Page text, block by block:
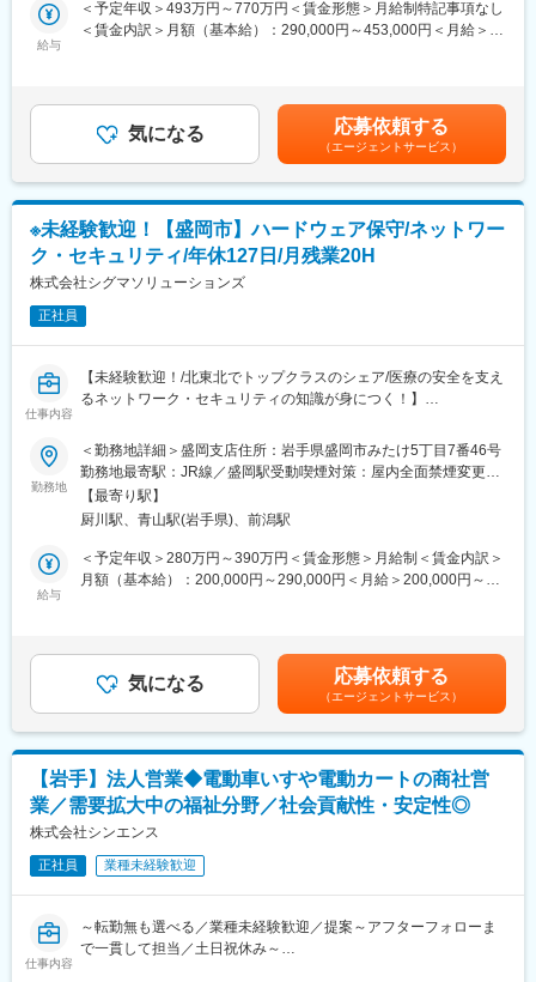
・医療・健康・食品関連の市場ニーズおよび競合動向の調査・分
・医療・健康・食品関連技術シーズの探索・評価
■組織体制：
新規事業開発部は現在、3名のメンバーで構成されています。40
代の男性2名と60代の男性1名が在籍し、それぞれが豊富な経験を
持ち寄り、協力して業務を遂行しています。業務内容や進捗状況
に応じて在宅勤務制度も活用されており、柔軟な働き方が可能で
す。
■企業の特徴／魅力：
イーエヌ大塚製薬株式会社は、大塚グループの一員として「臨床
「栄養を研究し、優れた製品と情報を提供する事で、世界の人々
の健康長寿に貢献します」という企業ビジョンのもと、医療用医
薬品やメディカルフーズ（医療用食品）の研究開発から製造まで
を国内で一貫して手掛けています。
変更の範囲：会社の定める業務
給与
＜予定年収＞493万円～770万円＜賃金形態＞月給制特記事項なし
＜賃金内訳＞月額（基本給）：290,000円～453,000円＜月給＞
勤務手当、通勤手当、住宅手当、法的資格手当等 ■昇給年1回（4
月）／賞与年2回（6月、12月）賃金はあくまでも目安の金額であ
り、選考を通じて上下する可能性があります。月給(月額)は固定手
当を含めた表記です。
気になる 応募依頼する
（エージェントサービス）
※未経験歓迎！【盛岡市】ハードウェア保守/ネットワー
ク・セキュリティ/年休127日/月残業20H
株式会社シグマソリューションズ
正社員
仕事内容
【未経験歓迎！/北東北でトップクラスのシェア/医療の安全を支え
るネットワーク・セキュリティの知識が身につく！】
■魅力
・年間休日127日、残業20時間程度で働きやすい環境です！
・北東北にて、医療機関向け導入でトップクラスのシェアを誇
り、業界における認知度が高く、安定しています！
・医療DX化に伴い需要が急増している「ネットワーク構築」や
「セキュリティ対策」の最前線に関わることができ、エンジニア
としての専門性を高められます。
カルテ等）の開発および販売を手掛ける同社にて、ネットワー
ク・セキュリティ構築やハードウェア保守を担当いただきます。
入社後の適性や希望に応じて、以下いずれかの業務、または複合
＜ネットワーク・セキュリティ業務＞
・プリセールス（営業同行または単独での、ヒアリング／要件定
義／提案書・見積作成／プレゼン）
・設計（物理構成・論理構成の設計）
・機器（UTMや各種ネットワークスイッチ等）の設定、設置
・保守運用
・最新セキュリティ動向の調査・標準化（ニュース等で報じられ
る重大インシデントの分析と、医療機関向けの独自構築ガイドラ
インへの反映・アップデート）
勤務地
＜勤務地詳細＞盛岡支店住所：岩手県盛岡市みたけ5丁目7番46号
勤務地最寄駅：JR線／盛岡駅受動喫煙対策：屋内全面禁煙変更の
範囲：会社の定める事業所
【最寄り駅】
厨川駅、青山駅(岩手県)、前潟駅
給与
＜予定年収＞280万円～390万円＜賃金形態＞月給制＜賃金内訳＞
月額（基本給）：200,000円～290,000円＜月給＞200,000円～
気になる 応募依頼する
（エージェントサービス）
【岩手】法人営業◆電動車いすや電動カートの商社営
業／需要拡大中の福祉分野／社会貢献性・安定性◎
株式会社シンエンス
正社員 業種未経験歓迎
仕事内容
～転勤無も選べる／業種未経験歓迎／提案～アフターフォローま
で一貫して担当／土日祝休み～